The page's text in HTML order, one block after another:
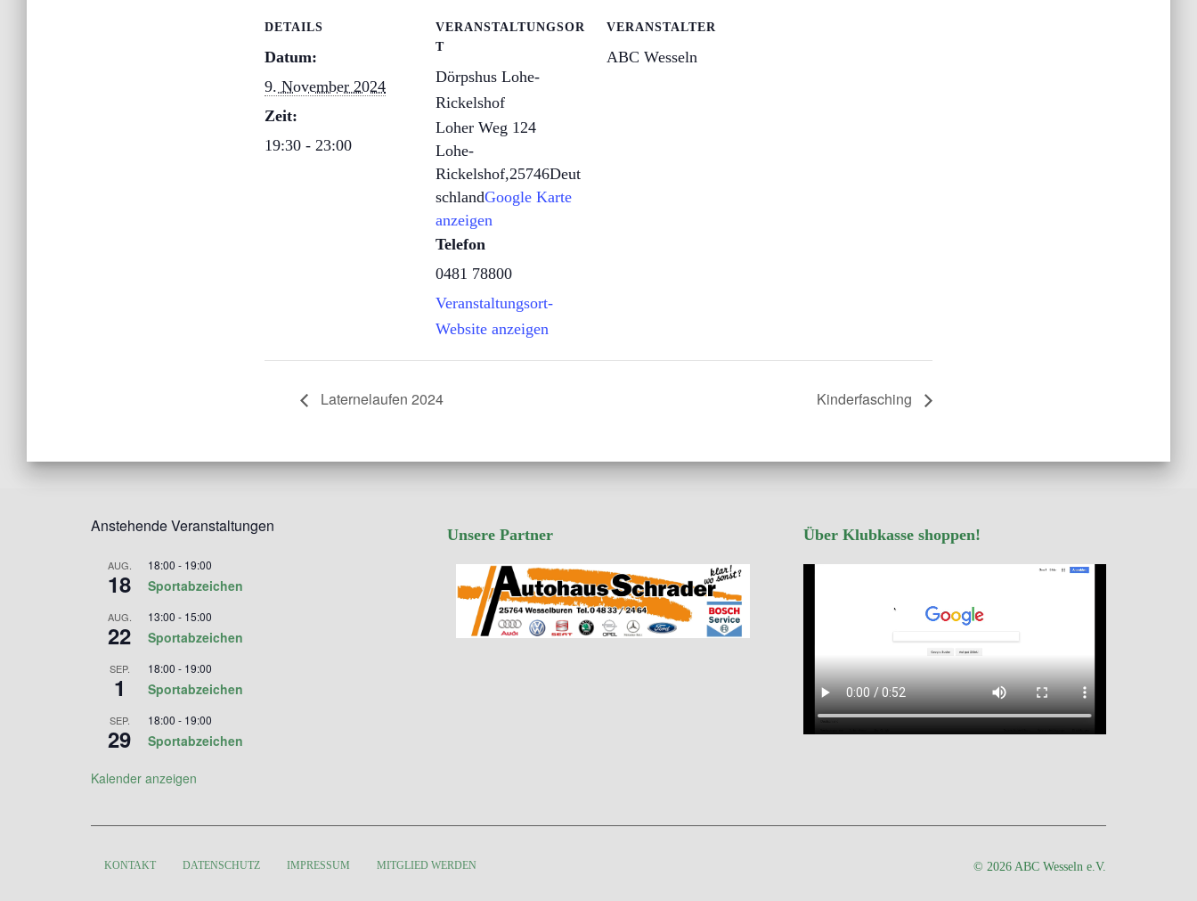
DETAILS
Datum:
9. November 2024
Zeit:
19:30 - 23:00
VERANSTALTUNGSOR
T
Dörpshus Lohe-
Rickelshof
Loher Weg 124
Lohe-
Rickelshof,25746Deut
schlandGoogle Karte
anzeigen
Telefon
0481 78800
Veranstaltungsort-
Website anzeigen
VERANSTALTER
ABC Wesseln
Laternelaufen 2024 Kinderfasching
Anstehende Veranstaltungen
AUG.
18
18:00 - 19:00
Sportabzeichen
AUG.
22
13:00 - 15:00
Sportabzeichen
SEP.
1
18:00 - 19:00
Sportabzeichen
SEP.
29
18:00 - 19:00
Sportabzeichen
Kalender anzeigen
Unsere Partner Über Klubkasse shoppen!
KONTAKT DATENSCHUTZ IMPRESSUM MITGLIED WERDEN © 2026 ABC Wesseln e.V.